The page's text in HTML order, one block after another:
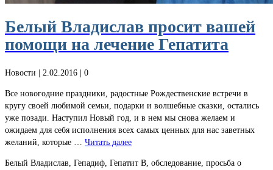
Белый Владислав просит вашей
помощи на лечение Гепатита
Новости | 2.02.2016 | 0
Все новогодние праздники, радостные Рождественские встречи в
кругу своей любимой семьи, подарки и волшебные сказки, остались
уже позади. Наступил Новый год, и в нем мы снова желаем и
ожидаем для себя исполнения всех самых ценных для нас заветных
желаний, которые … Читать далее
Белый Владислав, Гепадиф, Гепатит В, обследование, просьба о